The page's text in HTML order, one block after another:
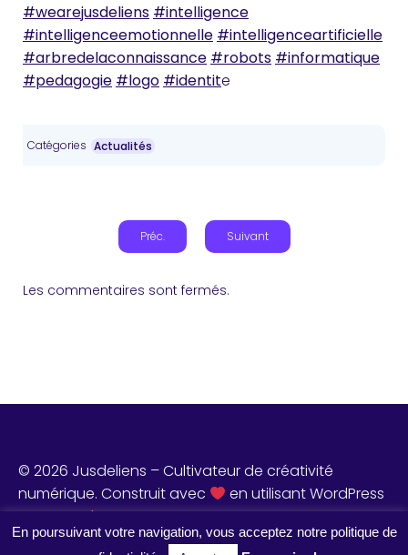
#wearejusdeliens #intelligence
#intelligenceemotionnelle #intelligenceartificielle
#arbredelaconnaissance #robots #informatique
#pedagogie #logo #identite
Catégories Actualités
Préc. Suivant
Les commentaires sont fermés.
© 2026 Jusdeliens – Cultivateur de créativité
numérique. Construit avec
en utilisant WordPress
etKetos Theme.
En poursuivant votre navigation, vous acceptez notre politique de